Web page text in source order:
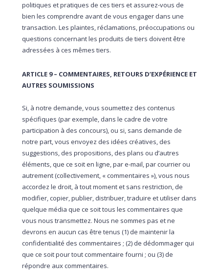
politiques et pratiques de ces tiers et assurez-vous de
bien les comprendre avant de vous engager dans une
transaction. Les plaintes, réclamations, préoccupations ou
questions concernant les produits de tiers doivent être
adressées à ces mêmes tiers.
ARTICLE 9 – COMMENTAIRES, RETOURS D’EXPÉRIENCE ET
AUTRES SOUMISSIONS
Si, à notre demande, vous soumettez des contenus
spécifiques (par exemple, dans le cadre de votre
participation à des concours), ou si, sans demande de
notre part, vous envoyez des idées créatives, des
suggestions, des propositions, des plans ou d’autres
éléments, que ce soit en ligne, par e-mail, par courrier ou
autrement (collectivement, « commentaires »), vous nous
accordez le droit, à tout moment et sans restriction, de
modifier, copier, publier, distribuer, traduire et utiliser dans
quelque média que ce soit tous les commentaires que
vous nous transmettez. Nous ne sommes pas et ne
devrons en aucun cas être tenus (1) de maintenir la
confidentialité des commentaires ; (2) de dédommager qui
que ce soit pour tout commentaire fourni ; ou (3) de
répondre aux commentaires.